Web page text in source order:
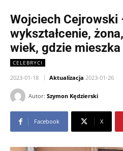
Wojciech Cejrowski
wykształcenie,
wiek, gdzie mieszka
CELEBRYCI
2023-01-18 Aktualizacja 2023-01-26
Autor: Szymon Kędzierski
Facebook X